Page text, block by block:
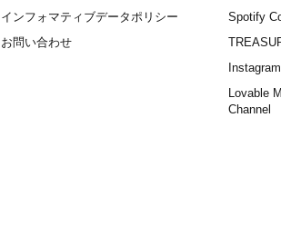
インフォマティブデータポリシー
お問い合わせ
Spotify
Lovable
Channel